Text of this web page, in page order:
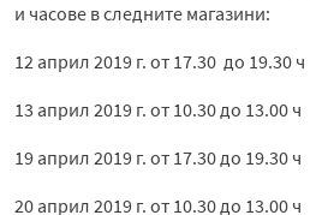
и часове в следните магазини:
12 април 2019 г. от 17.30 до 19.30 ч
13 април 2019 г. от 10.30 до 13.00 ч
19 април 2019 г. от 17.30 до 19.30 ч
20 април 2019 г. от 10.30 до 13.00 ч